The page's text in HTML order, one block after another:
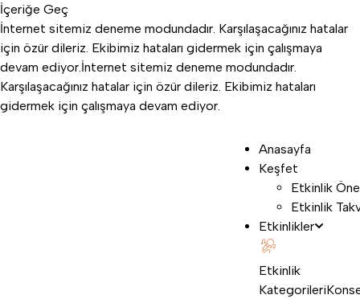
İçeriğe Geç
İnternet sitemiz deneme modundadır. Karşılaşacağınız hatalar
için özür dileriz. Ekibimiz hataları gidermek için çalışmaya
devam ediyor.İnternet sitemiz deneme modundadır.
Karşılaşacağınız hatalar için özür dileriz. Ekibimiz hataları
gidermek için çalışmaya devam ediyor.
Anasayfa
Keşfet
Etkinlik
Etkinlik
Etkinlikler
Etkinlik
Kategorileri